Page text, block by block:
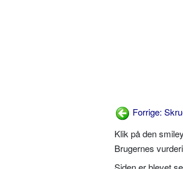
Forrige:
Klik på den
Brugernes